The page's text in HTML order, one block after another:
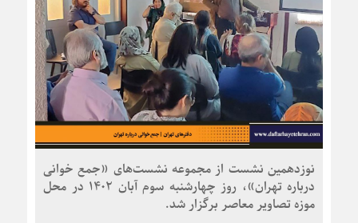
نوزدهمین نشست از مجموعه نشست‌های «جمع خوانی
درباره تهران»، روز چهارشنبه سوم آبان 1402 در محل
موزه تصاویر معاصر برگزار شد.